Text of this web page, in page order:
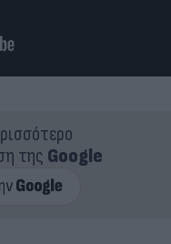
της Google